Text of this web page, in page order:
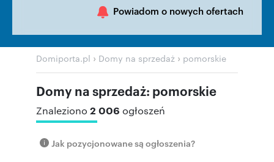
Powiadom o nowych ofertach
Domiporta.pl › Domy na sprzedaż › pomorskie
Domy na sprzedaż: pomorskie
Znaleziono 2 006 ogłoszeń
Jak pozycjonowane są ogłoszenia?